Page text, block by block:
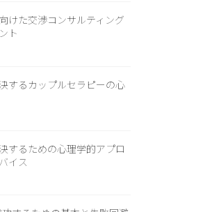
けた交渉コンサルティング
ト
するカップルセラピーの心
するための心理学的アプロ
イス